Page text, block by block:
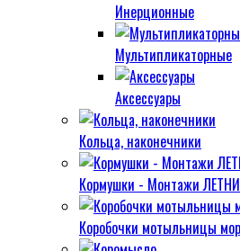
Инерционные
Мультипликаторные
Аксессуары
Кольца, наконечники
Кормушки - Монтажи
Коробочки мотыльницы